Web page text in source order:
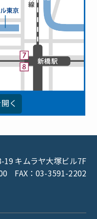
く
19キムラヤ大塚ビル7F
FAX：03-3591-2202